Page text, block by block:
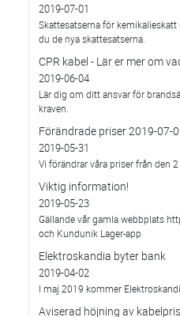
2019-07-01
Skattesatserna för
du de nya skattesatserna.
CPR kabel - Lär er mer om
2019-06-04
Lär dig om ditt ansvar för
kraven.
Förändrade priser 2019-07-
2019-05-31
Vi förändrar våra priser från den
Viktig information!
2019-05-23
Gällande vår gamla webbplats
och Kundunik Lager-app
Elektroskandia byter bank
2019-04-02
I maj 2019 kommer
Aviserad höjning av